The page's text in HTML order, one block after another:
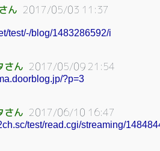
ん 2017/05/03 11:37
test/-/blog/1483286592/i
さん 2017/05/09 21:54
?p=3
さん 2017/06/10 16:47
test/read.cgi/streaming/